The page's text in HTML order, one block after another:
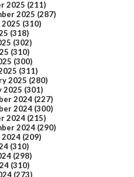
2025 (211)
2025 (287)
(310)
(318)
(302)
(310)
(300)
(311)
2025 (280)
2025 (301)
2024 (227)
2024 (300)
2024 (215)
2024 (290)
(209)
(310)
(298)
(310)
(273)